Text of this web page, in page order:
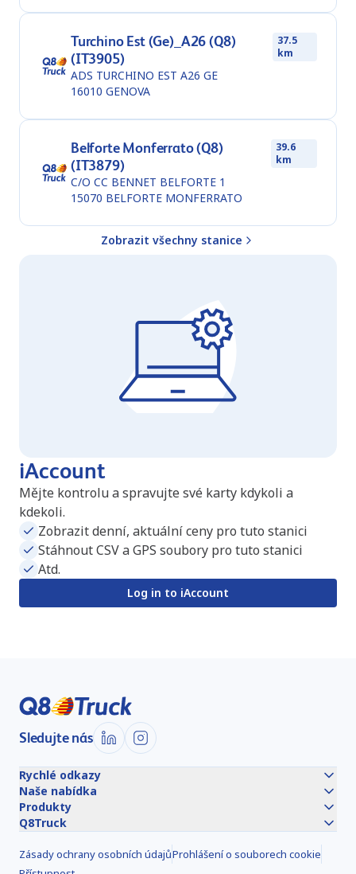
Turchino Est (Ge)_A26 (Q8)
(IT3905)
37.5
km
ADS TURCHINO EST A26 GE
16010 GENOVA
Belforte Monferrato (Q8)
(IT3879)
39.6
km
C/O CC BENNET BELFORTE 1
15070 BELFORTE MONFERRATO
Zobrazit všechny stanice
iAccount
Mějte kontrolu a spravujte své karty kdykoli a
kdekoli.
Zobrazit denní, aktuální ceny pro tuto stanici
Stáhnout CSV a GPS soubory pro tuto stanici
Atd.
Log in to iAccount
Sledujte nás
Rychlé odkazy
Naše nabídka
Produkty
Q8Truck
Zásady ochrany osobních údajůProhlášení o souborech cookie